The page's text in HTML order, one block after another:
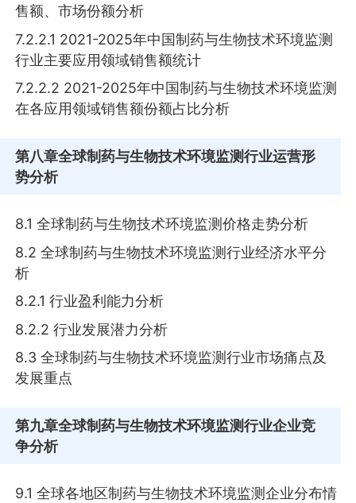
售额、市场份额分析
7.2.2.1 2021-2025年中国制药与生物技术环境监测
行业主要应用领域销售额统计
7.2.2.2 2021-2025年中国制药与生物技术环境监测
在各应用领域销售额份额占比分析
第八章全球制药与生物技术环境监测行业运营形
势分析
8.1 全球制药与生物技术环境监测价格走势分析
8.2 全球制药与生物技术环境监测行业经济水平分
析
8.2.1 行业盈利能力分析
8.2.2 行业发展潜力分析
8.3 全球制药与生物技术环境监测行业市场痛点及
发展重点
第九章全球制药与生物技术环境监测行业企业竞
争分析
9.1 全球各地区制药与生物技术环境监测企业分布情